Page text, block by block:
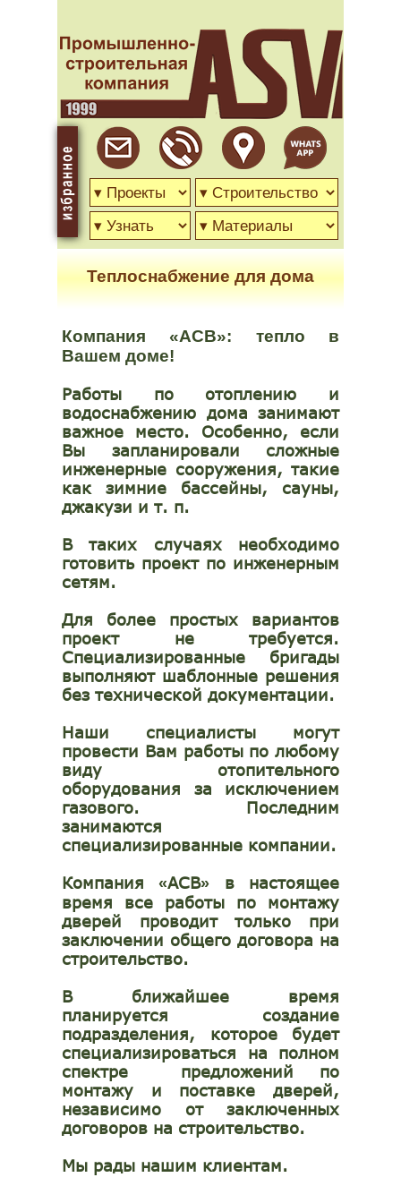
Компания «АСВ»: тепло в
Вашем доме!
Работы по отоплению и
водоснабжению дома занимают
важное место. Особенно, если
Вы запланировали сложные
инженерные сооружения, такие
как зимние бассейны, сауны,
джакузи и т. п.
В таких случаях необходимо
готовить проект по инженерным
сетям.
Для более простых вариантов
проект не требуется.
Специализированные бригады
выполняют шаблонные решения
без технической документации.
Наши специалисты могут
провести Вам работы по любому
виду отопительного
оборудования за исключением
газового. Последним
занимаются
специализированные компании.
Компания«АСВ» в настоящее
время все работы по монтажу
дверей проводит только при
заключении общего договора на
строительство.
В ближайшее время
планируется создание
подразделения, которое будет
специализироваться на полном
спектре предложений по
монтажу и поставке дверей,
независимо от заключенных
договоров на строительство.
Мы рады нашим клиентам.
Теплоснабжение для дома